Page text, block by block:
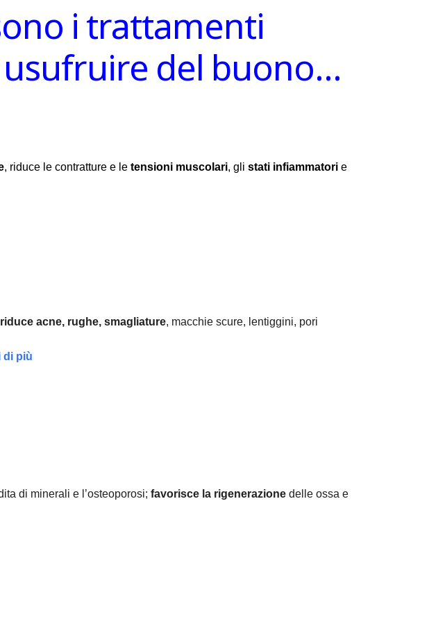
i trattamenti
del buono…
, riduce le contratture e letensioni muscolari, glistati infiammatorie
iduce acne, rughe, smagliature, macchie scure, lentiggini, pori
di più
di minerali e l’osteoporosi;favorisce la rigenerazione delle ossa e